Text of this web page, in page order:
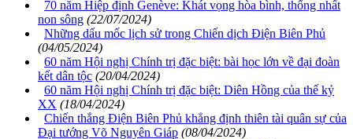
70 năm Hiệp định Genève: Khát vọng hòa bình, thống nhất
non sông (22/07/2024)
Những dấu mốc lịch sử trong Chiến dịch Điện Biên Phủ
(04/05/2024)
60 năm Hội nghị Chính trị đặc biệt: bài học lớn về đại đoàn
kết dân tộc (20/04/2024)
60 năm Hội nghị Chính trị đặc biệt: Diên Hồng của thế kỷ
XX (18/04/2024)
Chiến thắng Điện Biên Phủ khẳng định thiên tài quân sự của
Đại tướng Võ Nguyên Giáp (08/04/2024)